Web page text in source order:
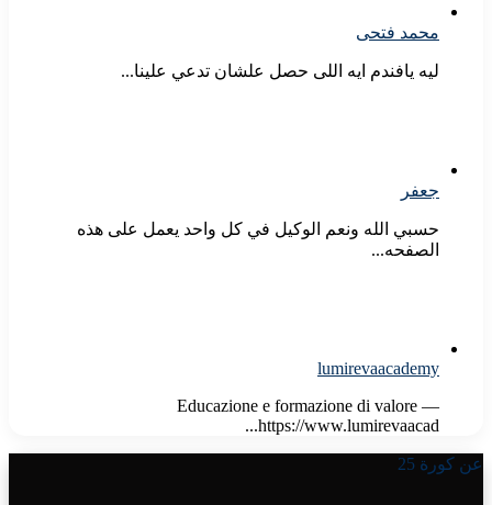
محمد فتحى
ليه يافندم ايه اللى حصل علشان تدعي علينا...
جعفر
حسبي الله ونعم الوكيل في كل واحد يعمل على هذه
الصفحه...
lumirevaacademy
Educazione e formazione di valore —
https://www.lumirevaacad...
عن كورة 25